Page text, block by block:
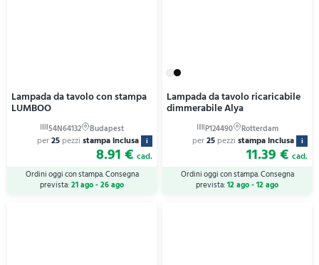
Lampada da tavolo con stampa
LUMBOO
per25 pezzi stampa inclusa i
8.91 € cad.
Ordini oggi con stampa. Consegna
prevista:21 ago - 26 ago
Lampada da tavolo ricaricabile
dimmerabile Alya
per25 pezzi stampa inclusa i
11.39 € cad.
Ordini oggi con stampa. Consegna
prevista:12 ago - 12 ago